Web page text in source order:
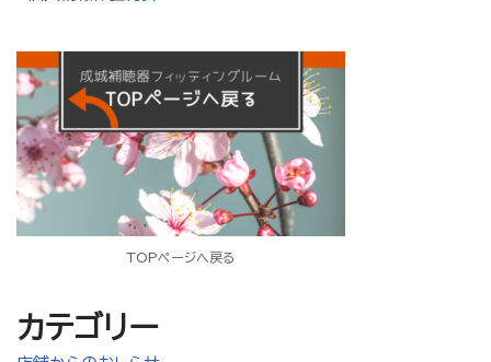
TOPページへ戻る
カテゴリー